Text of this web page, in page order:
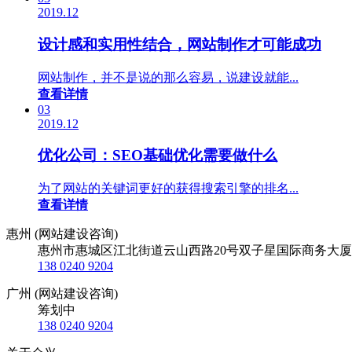
2019.12
设计感和实用性结合，网站制作才可能成功
网站制作，并不是说的那么容易，说建设就能...
查看详情
03
2019.12
优化公司：SEO基础优化需要做什么
为了网站的关键词更好的获得搜索引擎的排名...
查看详情
惠州 (网站建设咨询)
惠州市惠城区江北街道云山西路20号双子星国际商务大
138 0240 9204
广州 (网站建设咨询)
筹划中
138 0240 9204